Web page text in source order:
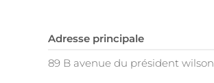
Adresse principale
89 B avenue du président wilson